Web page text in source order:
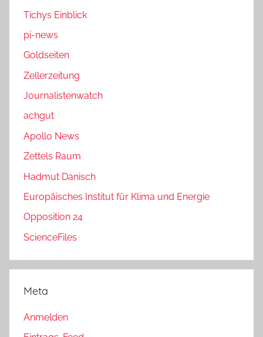
Tichys Einblick
pi-news
Goldseiten
Zellerzeitung
Journalistenwatch
achgut
Apollo News
Zettels Raum
Hadmut Danisch
Europäisches Institut für Klima und Energie
Opposition 24
ScienceFiles
Meta
Anmelden